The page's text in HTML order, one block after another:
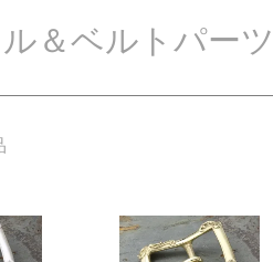
＆ベルトパー